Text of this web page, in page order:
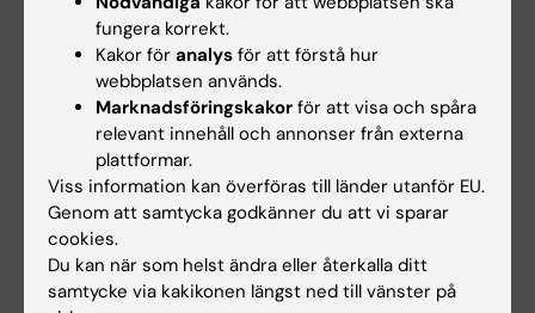
Alice Wallenbergs
Stiftelse
Professor Gonçalo Castelo-
Branco och professor Janne
Lehtiö vid KI får…
demens
Professor Miia Kivipelto och
flera forskare vid Karolinska
fungera korrekt.
Kakor för analys för att förstå hur
webbplatsen används.
Marknadsföringskakor för att visa och spåra
relevant innehåll och annonser från externa
plattformar.
Viss information kan överföras till länder utanför EU.
Genom att samtycka godkänner du att vi sparar
cookies.
Du kan när som helst ändra eller återkalla ditt
samtycke via kakikonen längst ned till vänster på